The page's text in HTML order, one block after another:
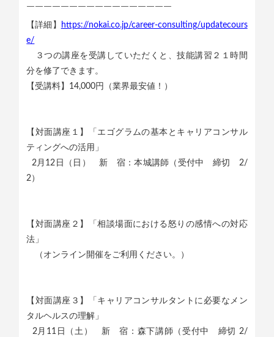
￣￣￣￣￣￣￣￣￣￣￣￣￣￣￣￣￣
【詳細】
https://nokai.co.jp/career-consulting/updatecours
e/
３つの講座を受講していただくと、技能講習２１時間
分を修了できます。
【受講料】14,000円（業界最安値！）
【対面講座１】「エゴグラムの基本とキャリアコンサル
ティングへの活用」
2月12日（日） 新 宿：本城講師（受付中 締切 2/
2）
【対面講座２】「相談場面における怒りの感情への対応
法」
（オンライン開催をご利用ください。）
【対面講座３】「キャリアコンサルタントに必要なメン
タルヘルスの理解」
2月11日（土） 新 宿：森下講師（受付中 締切 2/